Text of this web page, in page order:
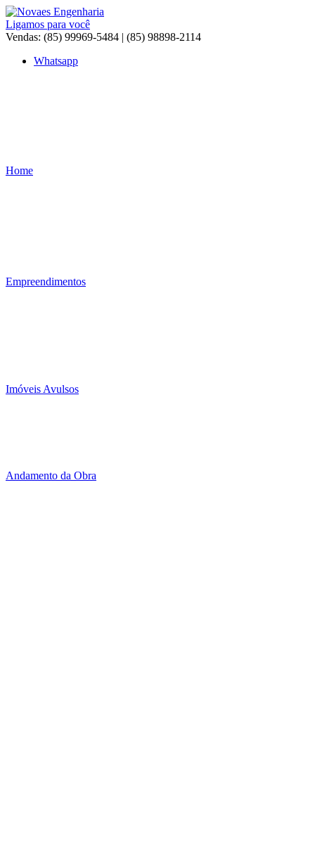
Ir
para
o
Ligamos para você
Vendas: (85) 99969-5484 | (85) 98898-2114
Whatsapp
Home
Empreendimentos
Imóveis Avulsos
Andamento da Obra